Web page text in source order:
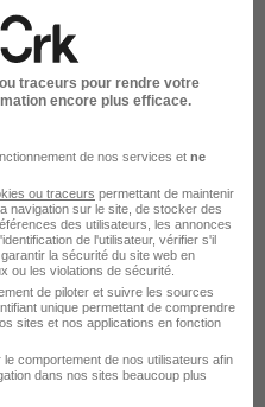
€ / heure
traceurs pour rendre votre
encore plus efficace.
de nos services et ne
ou traceurs permettant de maintenir
navigation sur le site, de stocker des
des utilisateurs, les annonces
de l'utilisateur, vérifier s'il
la sécurité du site web en
ou les violations de sécurité.
de piloter et suivre les sources
unique permettant de comprendre
sites et nos applications en fonction
comportement de nos utilisateurs afin
dans nos sites beaucoup plus